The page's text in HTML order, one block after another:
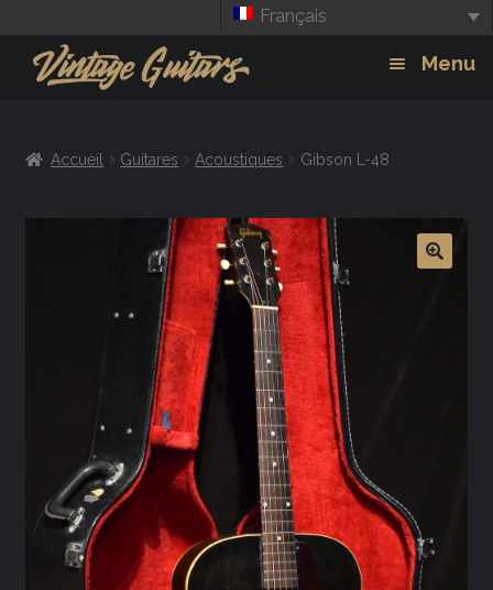
Français
Menu
Amplis
Effets
Accueil Guitares Acoustiques Gibson L-48